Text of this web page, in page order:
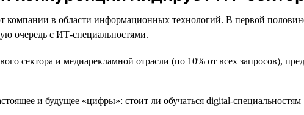
в области информационных технологий. В первой
очередь с ИТ-специальностями.
сектора и медиарекламной отрасли (по 10% от всех запросов),